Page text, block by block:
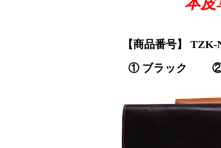
【商品番号】
① ブラック ②